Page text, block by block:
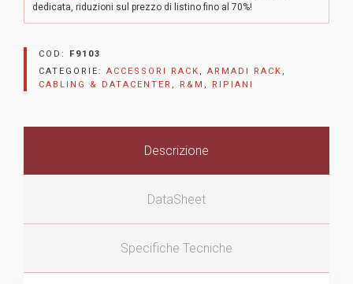
dedicata, riduzioni sul prezzo di listino fino al 70%!
COD: F9103
CATEGORIE: ACCESSORI RACK , ARMADI RACK ,
CABLING & DATACENTER , R&M , RIPIANI
Descrizione
DataSheet
Specifiche Tecniche